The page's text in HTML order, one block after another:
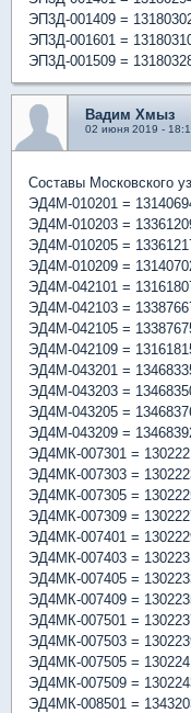
ЭП3Д-001409 =
ЭП3Д-001601 =
ЭП3Д-001509 =
Вадим Хмыз
02 июня 2019 -
Составы Московского
ЭД4М-010201 =
ЭД4М-010203 =
ЭД4М-010205 =
ЭД4М-010209 =
ЭД4М-042101 =
ЭД4М-042103 =
ЭД4М-042105 =
ЭД4М-042109 =
ЭД4М-043201 =
ЭД4М-043203 =
ЭД4М-043205 =
ЭД4М-043209 =
ЭД4МК-007301 =
ЭД4МК-007303 =
ЭД4МК-007305 =
ЭД4МК-007309 =
ЭД4МК-007401 =
ЭД4МК-007403 =
ЭД4МК-007405 =
ЭД4МК-007409 =
ЭД4МК-007501 =
ЭД4МК-007503 =
ЭД4МК-007505 =
ЭД4МК-007509 =
ЭД4МК-008501 =